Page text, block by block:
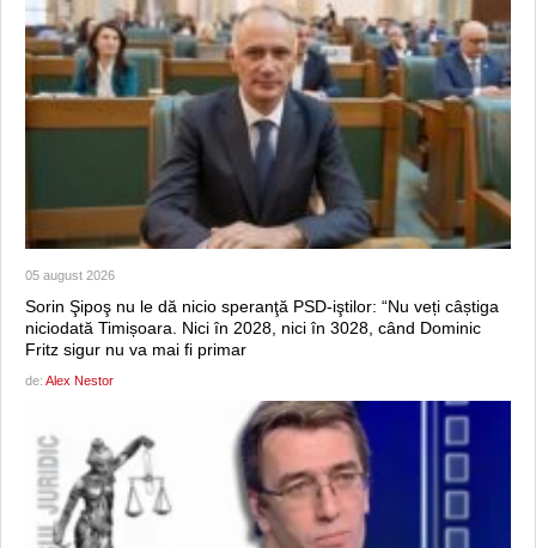
05 august 2026
Sorin Şipoş nu le dă nicio speranţă PSD-iştilor: “Nu veți câștiga
niciodată Timișoara. Nici în 2028, nici în 3028, când Dominic
Fritz sigur nu va mai fi primar
de: Alex Nestor